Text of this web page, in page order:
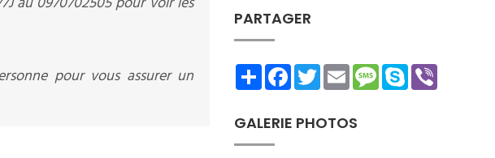
pour vous assurer un
PARTAGER
ShareFacebookTwitterEmailMessage
Skype
GALERIE PHOTOS